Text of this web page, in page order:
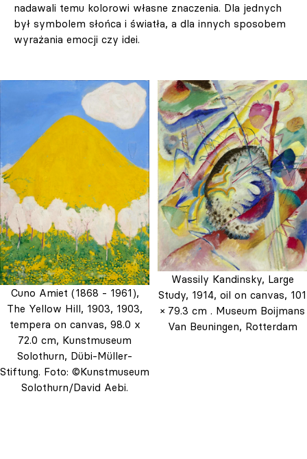
nadawali temu kolorowi własne znaczenia. Dla jednych
był symbolem słońca i światła, a dla innych sposobem
wyrażania emocji czy idei.
Cuno Amiet (1868 - 1961),
The Yellow Hill, 1903, 1903,
tempera on canvas, 98.0 x
72.0 cm, Kunstmuseum
Solothurn, Dübi-Müller-
Stiftung. Foto: ©Kunstmuseum
Solothurn/David Aebi.
Wassily Kandinsky, Large
Study, 1914, oil on canvas, 101
× 79.3 cm . Museum Boijmans
Van Beuningen, Rotterdam